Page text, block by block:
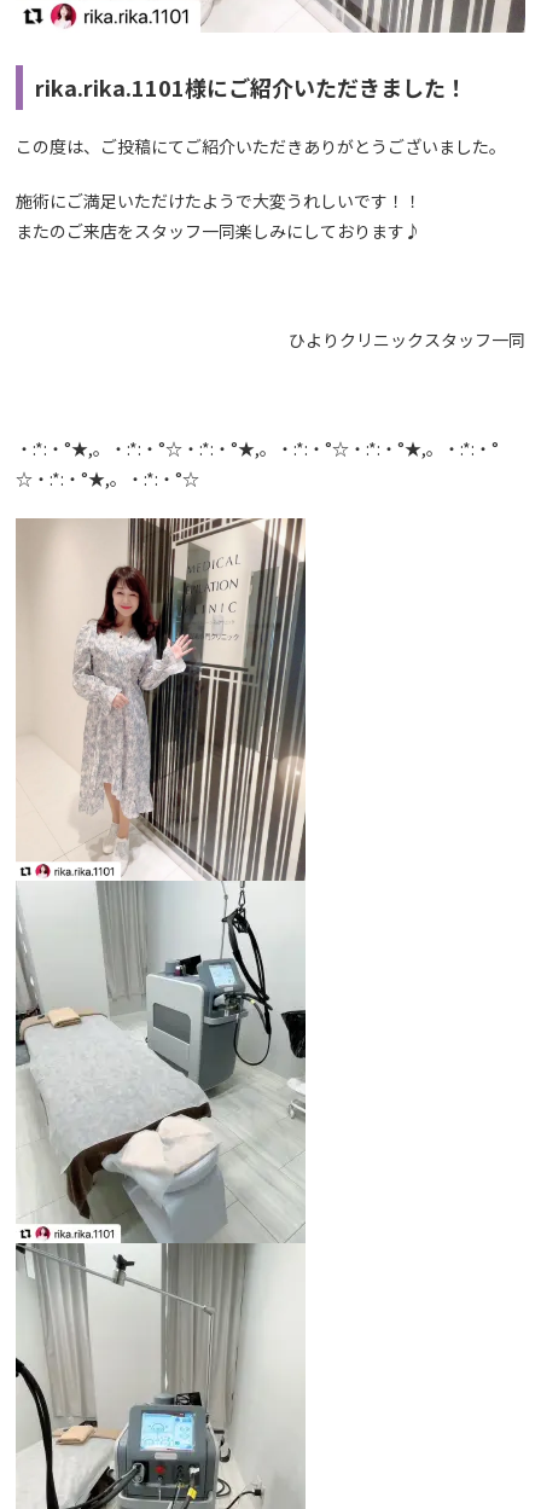
rika.rika.1101様にご紹介いただきました！
この度は、ご投稿にてご紹介いただきありがとうございました。
施術にご満足いただけたようで大変うれしいです！！
またのご来店をスタッフ一同楽しみにしております♪
ひよりクリニックスタッフ一同
・:*:・°★,。・:*:・°☆・:*:・°★,。・:*:・°☆・:*:・°★,。・:*:・°
☆・:*:・°★,。・:*:・°☆